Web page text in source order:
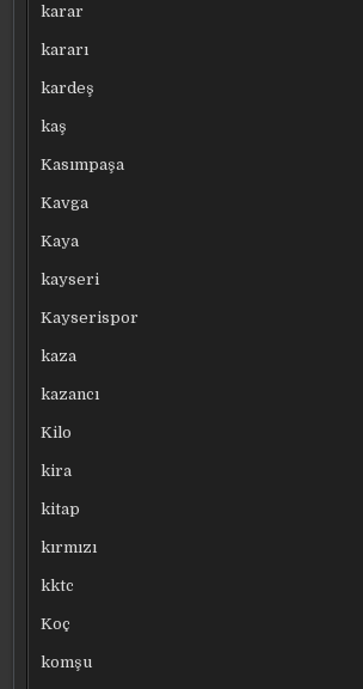
karar
kararı
kardeş
kaş
Kasımpaşa
Kavga
Kaya
kayseri
Kayserispor
kaza
kazancı
Kilo
kira
kitap
kırmızı
kktc
Koç
komşu